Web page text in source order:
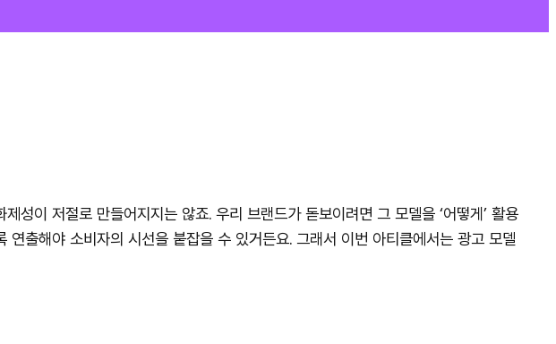
성이 저절로 만들어지지는 않죠. 우리 브랜드가 돋보이려면 그 모델을 ‘어떻게’ 활용
출해야 소비자의 시선을 붙잡을 수 있거든요. 그래서 이번 아티클에서는 광고 모델